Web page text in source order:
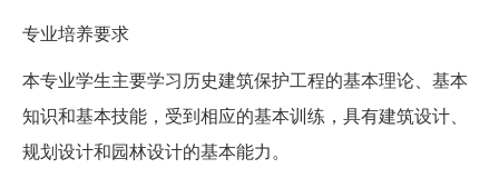
专业培养要求
本专业学生主要学习历史建筑保护工程的基本理论、基本
知识和基本技能，受到相应的基本训练，具有建筑设计、
规划设计和园林设计的基本能力。